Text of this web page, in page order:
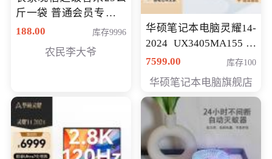
斤一袋 普通会员专享价
格178元
188.00 库存9996
农民李大爷
华硕笔记本电脑灵耀14-
2024 UX3405MA155冰
川银 oled 智慧轻薄本 会
7599.00 库存100
华硕笔记本电脑旗舰店